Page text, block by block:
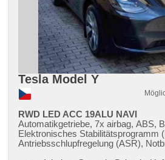
Tesla Model Y
RWD LED ACC 19ALU NAVI
Automatikgetriebe, 7x airbag, ABS,
Elektronisches Stabilitätsprogramm
Antriebsschlupfregelung (ASR),